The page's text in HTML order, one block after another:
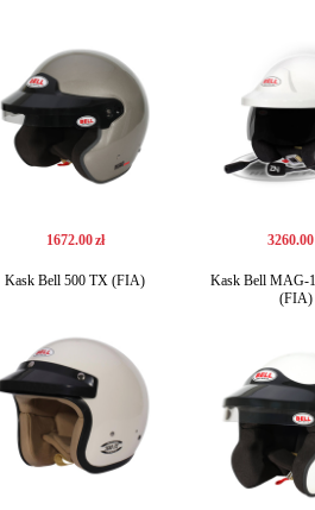
1672.00zł 3260.00
Kask Bell 500 TX (FIA)
Kask Bell MAG-1
(FIA)